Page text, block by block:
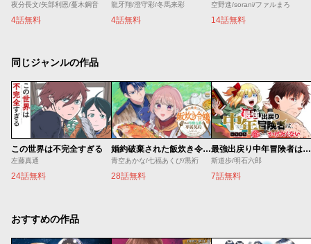
夜分長文/矢部利恩/蔓木鋼音
4話無料
龍牙翔/澄守彩/冬馬来彩
4話無料
空野進/sorani/ファルまろ
14話無料
同じジャンルの作品
この世界は不完全すぎる
左藤真通
24話無料
婚約破棄された飯炊き令嬢の私は冷酷公爵と専属契約しました～ですが胃袋を掴んだ結果、冷たかった公爵様がどんどん優しくなっています～
青空あかな/七福あくび/黒裄
28話無料
最強出戻り中年冒険者は、今さら命なんてかけたくない
斯道歩/明石六郎
7話無料
おすすめの作品